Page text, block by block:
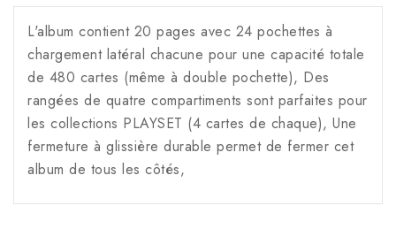
L'album contient 20 pages avec 24 pochettes à
chargement latéral chacune pour une capacité totale
de 480 cartes (même à double pochette), Des
rangées de quatre compartiments sont parfaites pour
les collections PLAYSET (4 cartes de chaque), Une
fermeture à glissière durable permet de fermer cet
album de tous les côtés,